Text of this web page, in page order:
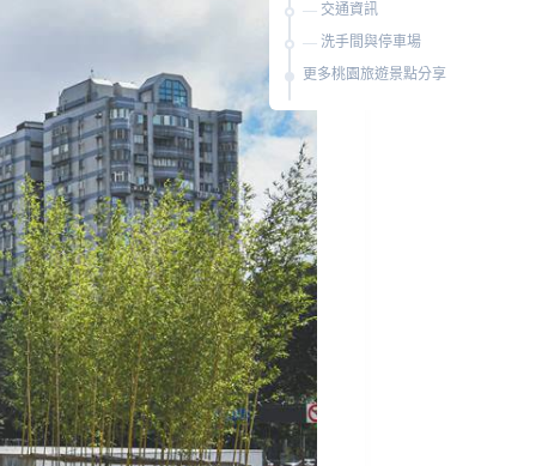
交通資訊
洗手間與停車場
更多桃園旅遊景點分享